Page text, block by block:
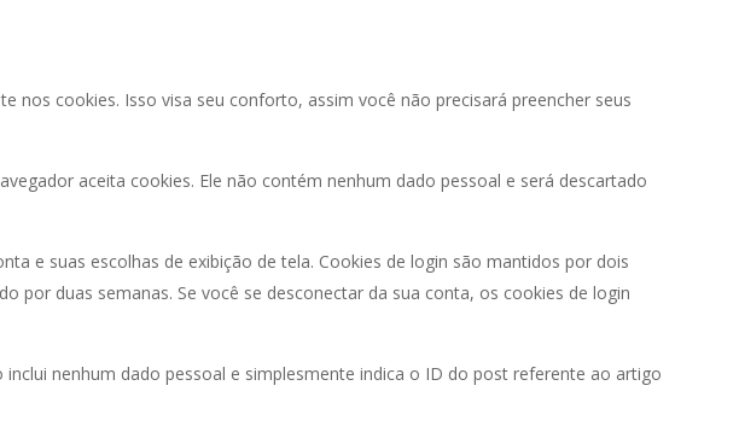
cookies. Isso visa seu conforto, assim você não precisará preencher seus
aceita cookies. Ele não contém nenhum dado pessoal e será descartado
e suas escolhas de exibição de tela. Cookies de login são mantidos por dois
por duas semanas. Se você se desconectar da sua conta, os cookies de login
nenhum dado pessoal e simplesmente indica o ID do post referente ao artigo